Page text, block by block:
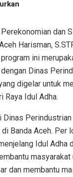
dan
Harisman,
ini
Dinas
digelar untuk
Raya Idul Adha.
Dinas
Banda Aceh. Per
Idul Adha
masyarakat
dan membantu